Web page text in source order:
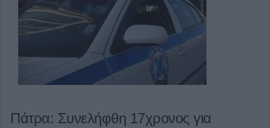
Πάτρα: Συνελήφθη 17χρονος για